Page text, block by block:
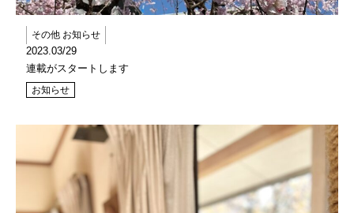
その他 お知らせ
2023.03/29
連載がスタートします
お知らせ